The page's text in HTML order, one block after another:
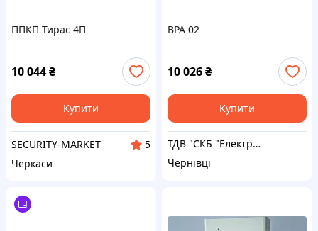
ППКП Тирас 4П
10 044₴
Купити
SECURITY-MARKET
5
Черкаси
BPA 02
10 026₴
Купити
ТДВ "СКБ "Електронмаш"
Чернівці